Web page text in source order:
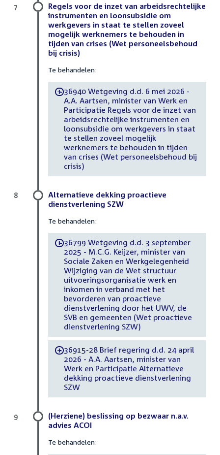
Regels voor de inzet van arbeidsrechtelijke
instrumenten en loonsubsidie om
werkgevers in staat te stellen zoveel
mogelijk werknemers te behouden in
tijden van crises (Wet personeelsbehoud
bij crisis)
Te behandelen:
-36940 Wetgeving d.d. 6 mei 2026 -
A.A. Aartsen, minister van Werk en
Participatie Regels voor de inzet van
arbeidsrechtelijke instrumenten en
loonsubsidie om werkgevers in staat
te stellen zoveel mogelijk
werknemers te behouden in tijden
van crises (Wet personeelsbehoud bij
crisis)
7
Alternatieve dekking proactieve
dienstverlening SZW
Te behandelen:
-36799 Wetgeving d.d. 3 september
2025 - M.C.G. Keijzer, minister van
Sociale Zaken en Werkgelegenheid
Wijziging van de Wet structuur
uitvoeringsorganisatie werk en
inkomen in verband met het
bevorderen van proactieve
dienstverlening door het UWV, de
SVB en gemeenten (Wet proactieve
dienstverlening SZW)
-36915-28 Brief regering d.d. 24 april
2026 - A.A. Aartsen, minister van
Werk en Participatie Alternatieve
dekking proactieve dienstverlening
SZW
8
(Herziene) beslissing op bezwaar n.a.v.
advies ACOI
Te behandelen:
9